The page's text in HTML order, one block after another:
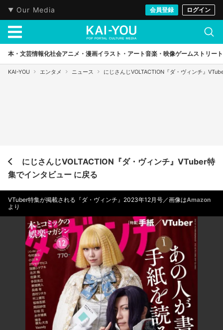
Our Media 会員登録 ログイン
本・文芸情報化社会アニメ・漫画イラスト・アート音楽・映像ゲームストリート
KAI-YOU エンタメ ニュース にじさんじVOLTACTION『ダ・ヴィンチ』
にじさんじVOLTACTION『ダ・ヴィンチ』VTuber特
集でインタビュー に戻る
VTuber特集が掲載される『ダ・ヴィンチ』2023年12月号／画像はAmazon
より